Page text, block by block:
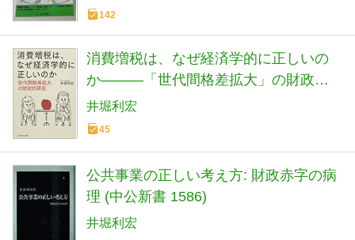
142
消費増税は、なぜ経済学的に正しいの
か―――「世代間格差拡大」の財政的
研究
井堀利宏
45
公共事業の正しい考え方: 財政赤字の病
理 (中公新書 1586)
井堀利宏